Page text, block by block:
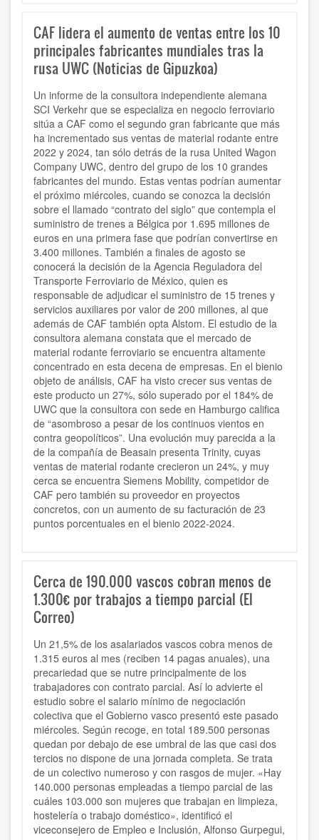
CAF lidera el aumento de ventas entre los 10
principales fabricantes mundiales tras la
rusa UWC (Noticias de Gipuzkoa)
Un informe de la consultora independiente alemana
SCI Verkehr que se especializa en negocio ferroviario
sitúa a CAF como el segundo gran fabricante que más
ha incrementado sus ventas de material rodante entre
2022 y 2024, tan sólo detrás de la rusa United Wagon
Company UWC, dentro del grupo de los 10 grandes
fabricantes del mundo. Estas ventas podrían aumentar
el próximo miércoles, cuando se conozca la decisión
sobre el llamado “contrato del siglo” que contempla el
suministro de trenes a Bélgica por 1.695 millones de
euros en una primera fase que podrían convertirse en
3.400 millones. También a finales de agosto se
conocerá la decisión de la Agencia Reguladora del
Transporte Ferroviario de México, quien es
responsable de adjudicar el suministro de 15 trenes y
servicios auxiliares por valor de 200 millones, al que
además de CAF también opta Alstom. El estudio de la
consultora alemana constata que el mercado de
material rodante ferroviario se encuentra altamente
concentrado en esta decena de empresas. En el bienio
objeto de análisis, CAF ha visto crecer sus ventas de
este producto un 27%, sólo superado por el 184% de
UWC que la consultora con sede en Hamburgo califica
de “asombroso a pesar de los continuos vientos en
contra geopolíticos”. Una evolución muy parecida a la
de la compañía de Beasain presenta Trinity, cuyas
ventas de material rodante crecieron un 24%, y muy
cerca se encuentra Siemens Mobility, competidor de
CAF pero también su proveedor en proyectos
concretos, con un aumento de su facturación de 23
puntos porcentuales en el bienio 2022-2024.
Cerca de 190.000 vascos cobran menos de
1.300€ por trabajos a tiempo parcial (El
Correo)
Un 21,5% de los asalariados vascos cobra menos de
1.315 euros al mes (reciben 14 pagas anuales), una
precariedad que se nutre principalmente de los
trabajadores con contrato parcial. Así lo advierte el
estudio sobre el salario mínimo de negociación
colectiva que el Gobierno vasco presentó este pasado
miércoles. Según recoge, en total 189.500 personas
quedan por debajo de ese umbral de las que casi dos
tercios no dispone de una jornada completa. Se trata
de un colectivo numeroso y con rasgos de mujer. «Hay
140.000 personas empleadas a tiempo parcial de las
cuáles 103.000 son mujeres que trabajan en limpieza,
hostelería o trabajo doméstico», identificó el
viceconsejero de Empleo e Inclusión, Alfonso Gurpegui,